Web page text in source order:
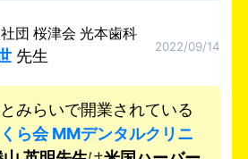
団 桜津会 光本歯科
先生 2022/09/14
みらいで開業されている
ら会 MMデンタルクリニ